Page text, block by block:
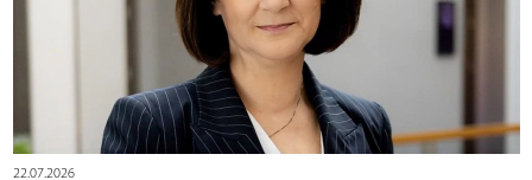
22.07.2026